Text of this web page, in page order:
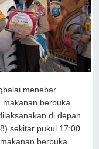
menebar
makanan berbuka
di depan
sekitar pukul 17:00
berbuka